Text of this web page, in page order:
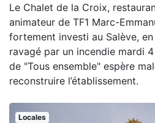
Le Chalet de la Croix,
animateur de TF1 Marc-
fortement investi au Salève,
ravagé par un incendie mardi
de "Tous ensemble" espère
reconstruire l’établissement.
Locales